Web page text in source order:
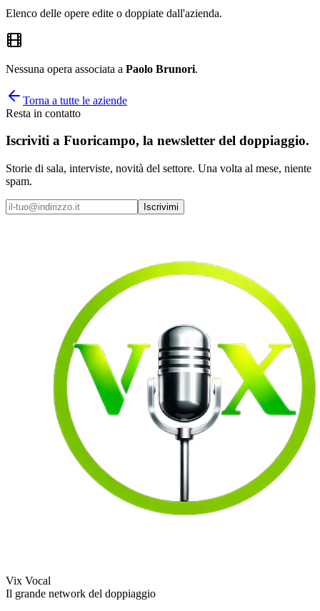
Elenco delle opere edite o doppiate dall'azienda.
Nessuna opera associata a Paolo Brunori.
Torna a tutte le aziende
Resta in contatto
Iscriviti a Fuoricampo, la newsletter del doppiaggio.
Storie di sala, interviste, novità del settore. Una volta al mese, niente
spam.
Iscrivimi
Vix Vocal
Il grande network del doppiaggio